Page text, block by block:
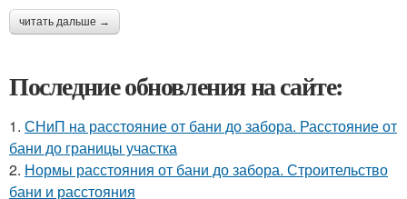
читать дальше →
Последние обновления на сайте:
1. СНиП на расстояние от бани до забора. Расстояние от
бани до границы участка
2. Нормы расстояния от бани до забора. Строительство
бани и расстояния